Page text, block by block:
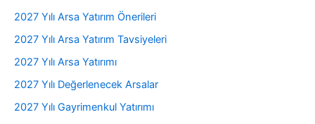
2027 Yılı Arsa Yatırım Önerileri
2027 Yılı Arsa Yatırım Tavsiyeleri
2027 Yılı Arsa Yatırımı
2027 Yılı Değerlenecek Arsalar
2027 Yılı Gayrimenkul Yatırımı